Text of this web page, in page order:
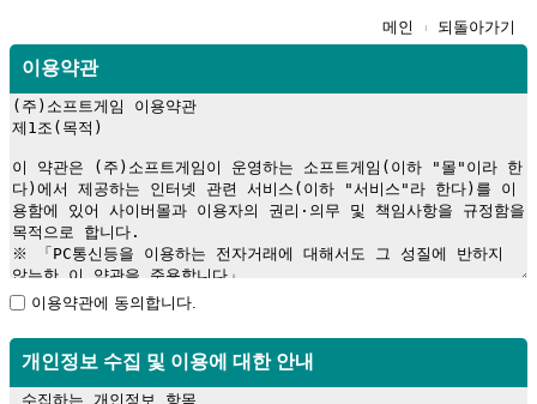
메인 되돌아가기
이용약관
이용약관에 동의합니다.
개인정보 수집 및 이용에 대한 안내